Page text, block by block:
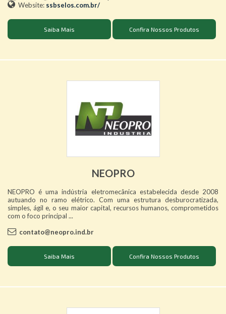
Website: ssbselos.com.br/
Saiba Mais Confira Nossos Produtos
NEOPRO
NEOPRO é uma indústria eletromecânica estabelecida desde 2008
autuando no ramo elétrico. Com uma estrutura desburocratizada,
simples, ágil e, o seu maior capital, recursos humanos, comprometidos
com o foco principal ...
contato@neopro.ind.br
Saiba Mais Confira Nossos Produtos